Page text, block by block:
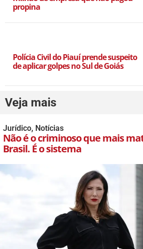
propina
Polícia Civil do Piauí prende suspeito
de aplicar golpes no Sul de Goiás
Veja mais
Jurídico, Notícias
Não é o criminoso que mais
Brasil. É o sistema